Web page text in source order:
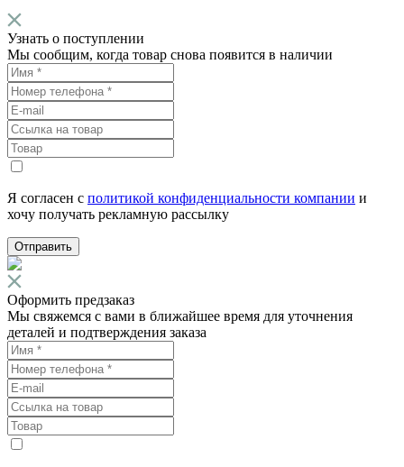
Узнать о поступлении
Мы сообщим, когда товар снова появится в наличии
Я согласен с политикой конфиденциальности компании и
хочу получать рекламную рассылку
Отправить
Оформить предзаказ
Мы свяжемся с вами в ближайшее время для уточнения
деталей и подтверждения заказа